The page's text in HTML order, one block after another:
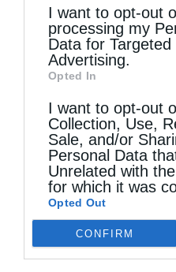
disclose it to other
I want to opt-out
processing my
Data for Targeted
Advertising.
Opted In
I want to opt-out
Collection, Use,
Sale, and/or
Personal Data
Unrelated with
for which it was
Opted Out
CONFIRM